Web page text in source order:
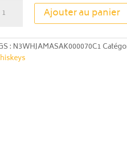
Ajouter au panier
:N3WHJAMASAK000070C1